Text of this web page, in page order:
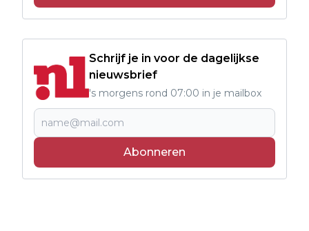
Schrijf je in voor de dagelijkse
nieuwsbrief
's morgens rond 07:00 in je mailbox
Abonneren